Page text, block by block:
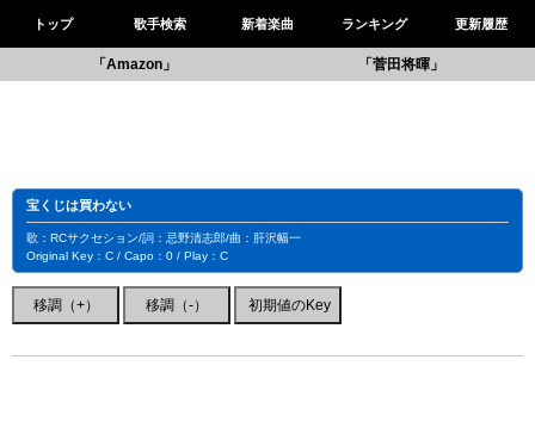
トップ 歌手検索 新着楽曲 ランキング 更新履歴
「Amazon」 「菅田将暉」
宝くじは買わない
歌：RCサクセション/詞：忌野清志郎/曲：肝沢幅一
Original Key：C / Capo：0 / Play：C